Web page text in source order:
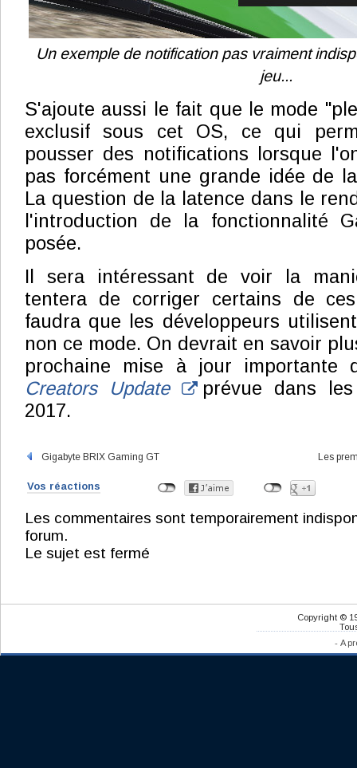
Un exemple de notification pas vraiment
jeu...
S'ajoute aussi le fait que le mode
exclusif sous cet OS, ce qui
pousser des notifications lorsque
pas forcément une grande idée de
La question de la latence dans le
l'introduction de la fonctionnalité
posée.
Il sera intéressant de voir la
tentera de corriger certains de
faudra que les développeurs
non ce mode. On devrait en savoir
prochaine mise à jour importante
Creators Update
prévue dans les
2017.
Gigabyte BRIX Gaming GT Les
Vos réactions
Les commentaires sont temporairement
forum.
Le sujet est fermé
Copyright ©
- A